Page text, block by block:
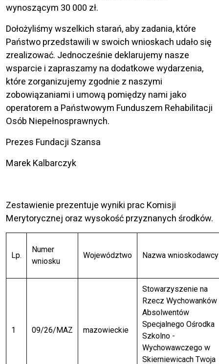
wynoszącym 30 000 zł.
Dołożyliśmy wszelkich starań, aby zadania, które
Państwo przedstawili w swoich wnioskach udało się
zrealizować. Jednocześnie deklarujemy nasze
wsparcie i zapraszamy na dodatkowe wydarzenia,
które zorganizujemy zgodnie z naszymi
zobowiązaniami i umową pomiędzy nami jako
operatorem a Państwowym Funduszem Rehabilitacji
Osób Niepełnosprawnych.
Prezes Fundacji Szansa
Marek Kalbarczyk
Zestawienie prezentuje wyniki prac Komisji
Merytorycznej oraz wysokość przyznanych środków.
Lp.
Numer
wniosku
Województwo Nazwa wnioskodawcy
1 09/26/MAZ mazowieckie
Stowarzyszenie na
Rzecz Wychowanków
Absolwentów
Specjalnego Ośrodka
Szkolno -
Wychowawczego w
Skierniewicach Twoja